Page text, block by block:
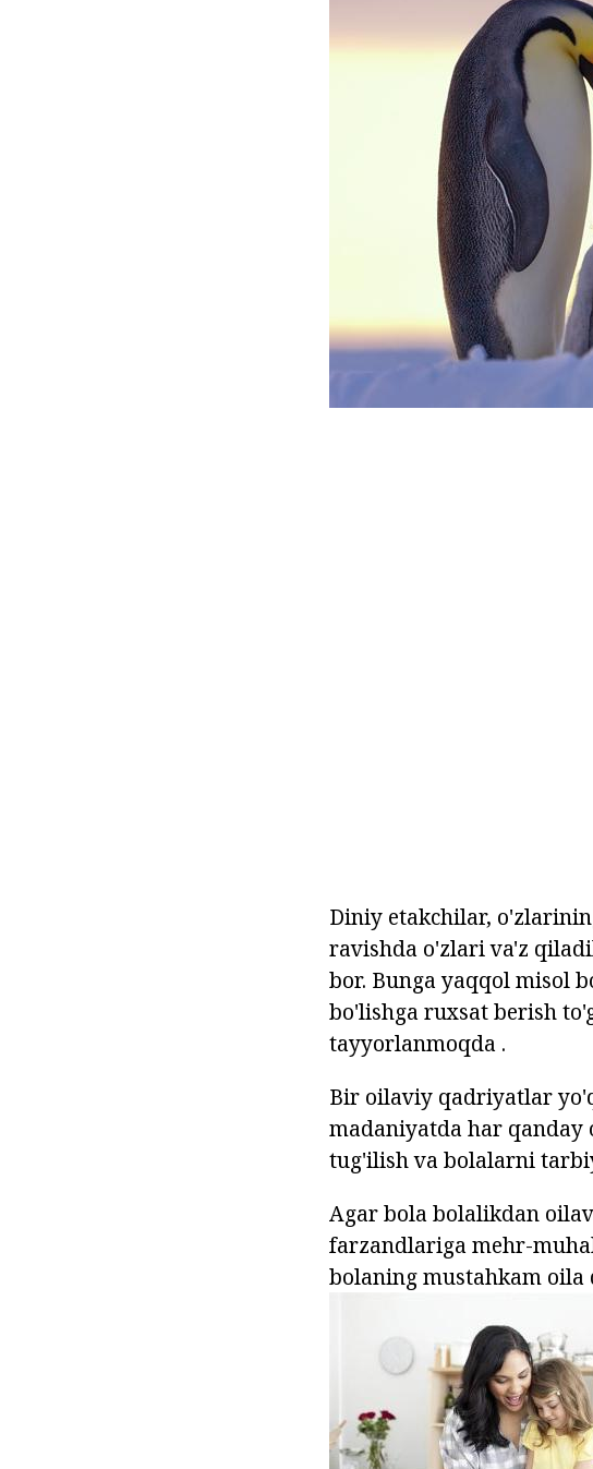
Diniy etakchilar,
ravishda o'zlari va'z
bor. Bunga yaqqol misol
bo'lishga ruxsat berish
tayyorlanmoqda .
Bir oilaviy qadriyatlar
madaniyatda har qanday
tug'ilish va bolalarni
Agar bola bolalikdan
farzandlariga mehr-
bolaning mustahkam